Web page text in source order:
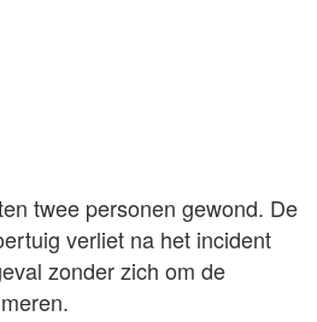
twee personen gewond. De
verliet na het incident
zonder zich om de